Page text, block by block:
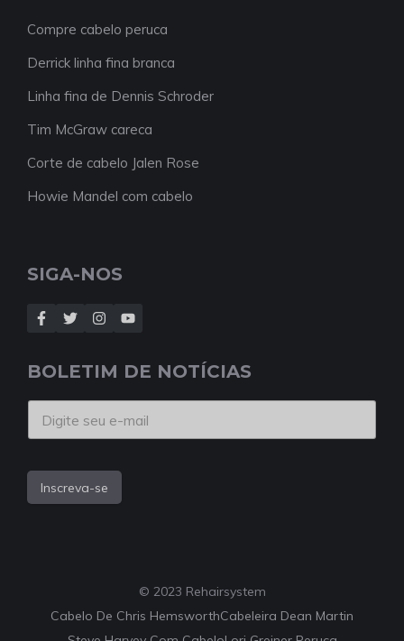
Compre cabelo peruca
Derrick linha fina branca
Linha fina de Dennis Schroder
Tim McGraw careca
Corte de cabelo Jalen Rose
Howie Mandel com cabelo
SIGA-NOS
BOLETIM DE NOTÍCIAS
Inscreva-se
© 2023 Rehairsystem
Cabelo De Chris HemsworthCabeleira Dean Martin